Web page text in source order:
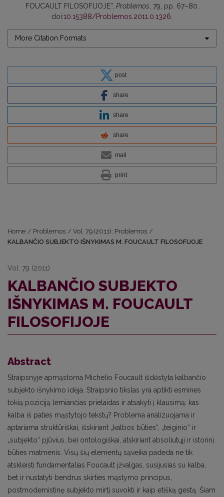
FOUCAULT FILOSOFIJOJE”, Problemos , 79, pp. 67–80.
doi:10.15388/Problemos.2011.0.1326
More Citation Formats
post
share
share
share
mail
print
Home / Problemos / Vol. 79 (2011): Problemos /
KALBANČIO SUBJEKTO IŠNYKIMAS M. FOUCAULT FILOSOFIJOJE
Vol. 79 (2011)
KALBANČIO SUBJEKTO
IŠNYKIMAS M. FOUCAULT
FILOSOFIJOJE
Abstract
Straipsnyje apmąstoma Michelio Foucault išdėstyta kalbančio
subjekto išnykimo idėja. Straipsnio tikslas yra aptikti esmines
tokią poziciją lemiančias prielaidas ir atsakyti į klausimą: kas
kalba iš paties mąstytojo tekstų? Problema analizuojama ir
aptariama struktūriškai, išskiriant „kalbos būties“, „teiginio“ ir
„subjekto“ pjūvius, bei ontologiškai, atskiriant absoliutųjį ir istorinį
būties matmenis. Visų šių elementų sąveika padeda ne tik
atskleisti fundamentalias Foucault įžvalgas, susijusias su kalba,
bet ir nustatyti bendrus skirties mąstymo principus,
postmodernistinę subjekto mirtį suvokti ir kaip etišką gestą. Šiam